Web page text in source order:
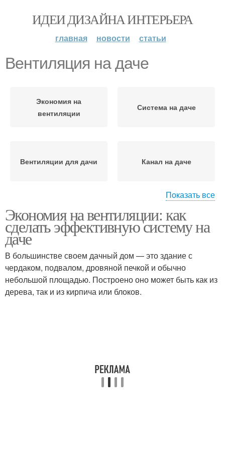
ИДЕИ ДИЗАЙНА ИНТЕРЬЕРА
главная новости статьи
Вентиляция на даче
Экономия на
вентиляции
Система на даче
Вентиляции для дачи Канал на даче
Вентиляции на даче
вентиляция
Требования к
вентиляции
Трубы на даче
Показать все
Экономия на вентиляции: как
сделать эффективную систему на
даче
В большинстве своем дачный дом — это здание с
чердаком, подвалом, дровяной печкой и обычно
небольшой площадью. Построено оно может быть как из
дерева, так и из кирпича или блоков.